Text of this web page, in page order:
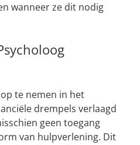
wanneer ze dit nodig
te nemen in het
drempels verlaagd
geen toegang
van hulpverlening. Dit